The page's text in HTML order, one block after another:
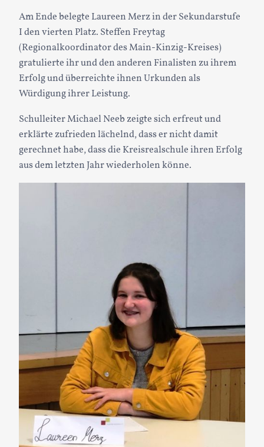
Am Ende belegte Laureen Merz in der Sekundarstufe
I den vierten Platz. Steffen Freytag
(Regionalkoordinator des Main-Kinzig-Kreises)
gratulierte ihr und den anderen Finalisten zu ihrem
Erfolg und überreichte ihnen Urkunden als
Würdigung ihrer Leistung.
Schulleiter Michael Neeb zeigte sich erfreut und
erklärte zufrieden lächelnd, dass er nicht damit
gerechnet habe, dass die Kreisrealschule ihren Erfolg
aus dem letzten Jahr wiederholen könne.